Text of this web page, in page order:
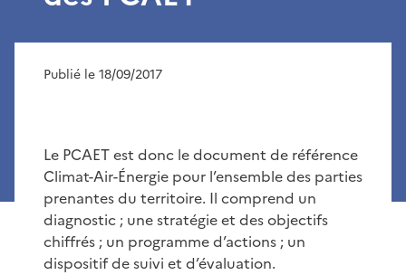
Publié le 18/09/2017
Le PCAET est donc le document de référence
Climat-Air-Énergie pour l’ensemble des parties
prenantes du territoire. Il comprend un
diagnostic ; une stratégie et des objectifs
chiffrés ; un programme d’actions ; un
dispositif de suivi et d’évaluation.